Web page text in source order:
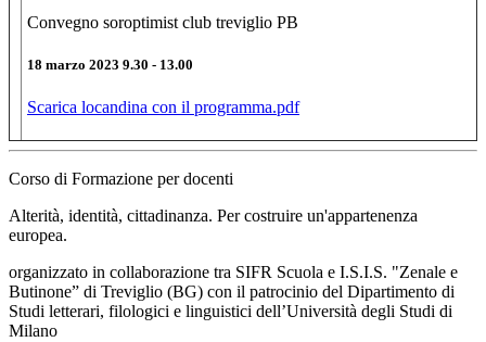
Convegno soroptimist club treviglio PB
18 marzo 2023 9.30 - 13.00
Scarica locandina con il programma.pdf
Corso di Formazione per docenti
Alterità, identità, cittadinanza. Per costruire un'appartenenza
europea.
organizzato in collaborazione tra SIFR Scuola e I.S.I.S. "Zenale e
Butinone” di Treviglio (BG) con il patrocinio del Dipartimento di
Studi letterari, filologici e linguistici dell’Università degli Studi di
Milano